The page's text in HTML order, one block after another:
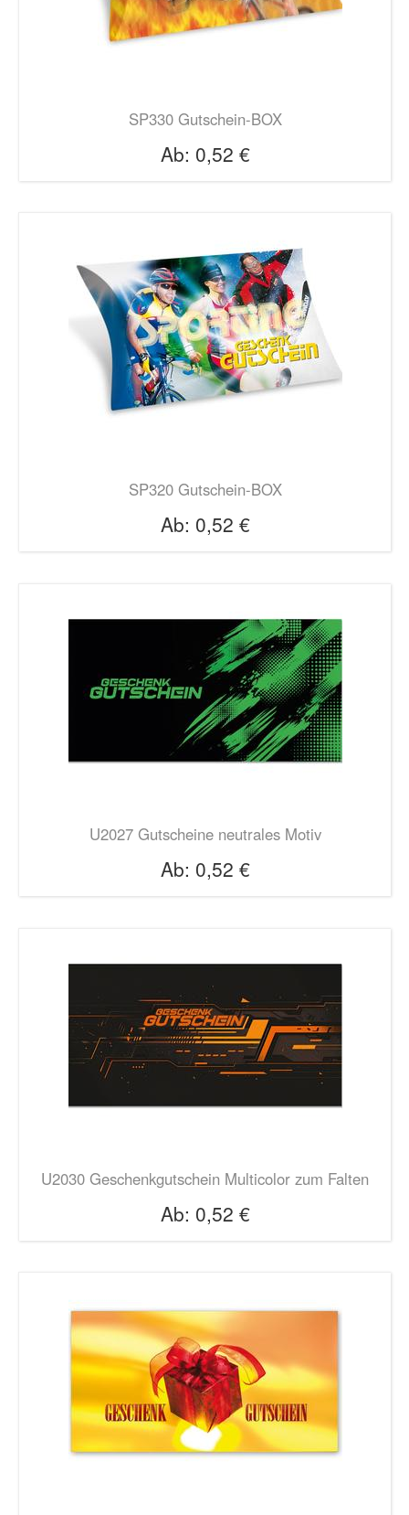
SP330 Gutschein-BOX
Ab: 0,52 €
SP320 Gutschein-BOX
Ab: 0,52 €
U2027 Gutscheine neutrales Motiv
Ab: 0,52 €
U2030 Geschenkgutschein Multicolor zum Falten
Ab: 0,52 €